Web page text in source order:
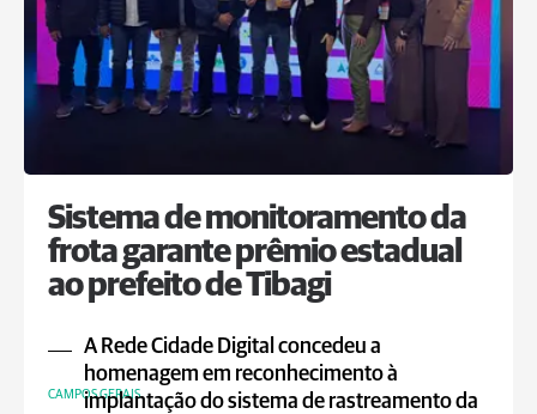
Sistema de monitoramento da
frota garante prêmio estadual
ao prefeito de Tibagi
A Rede Cidade Digital concedeu a
homenagem em reconhecimento à
implantação do sistema de rastreamento da
CAMPOS GERAIS